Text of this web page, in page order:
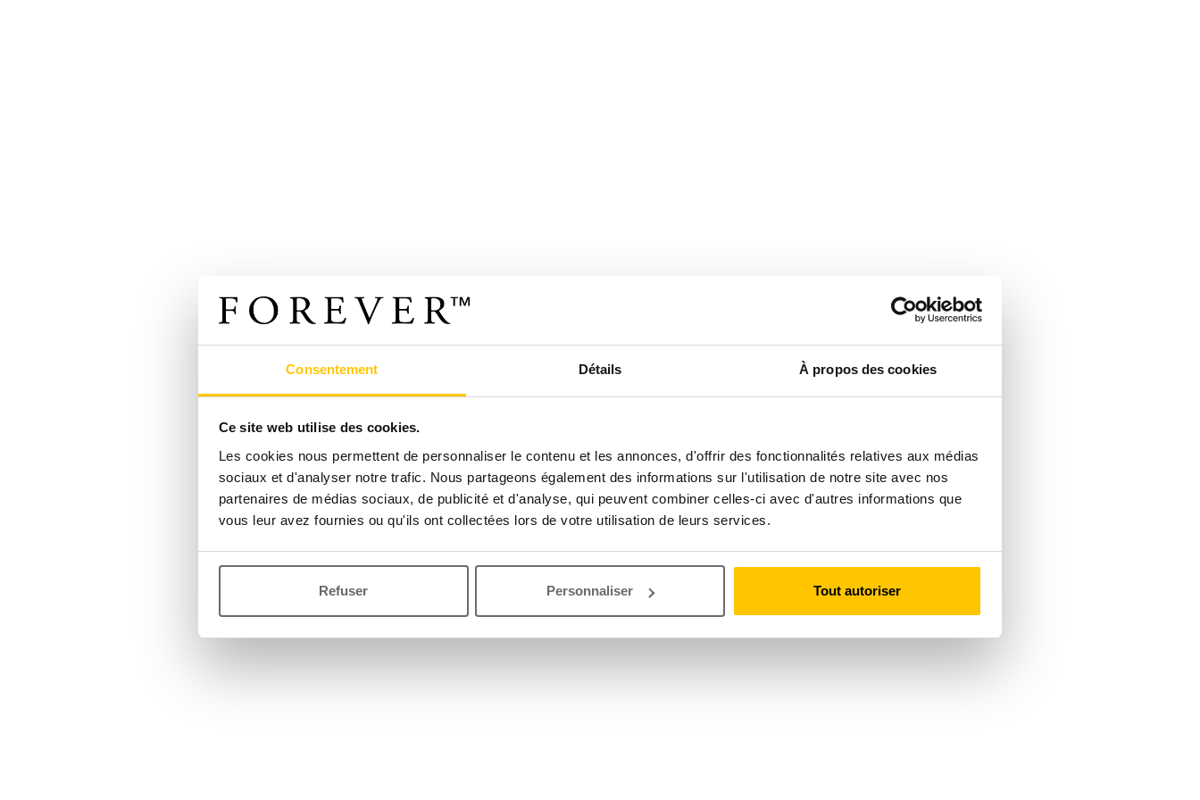
Consentement Détails À propos des cookies
Ce site web utilise des cookies.
Les cookies nous permettent de personnaliser le contenu et les annonces, d'offrir des fonctionnalités relatives aux médias
sociaux et d'analyser notre trafic. Nous partageons également des informations sur l'utilisation de notre site avec nos
partenaires de médias sociaux, de publicité et d'analyse, qui peuvent combiner celles-ci avec d'autres informations que
vous leur avez fournies ou qu'ils ont collectées lors de votre utilisation de leurs services.
Refuser Personnaliser Tout autoriser